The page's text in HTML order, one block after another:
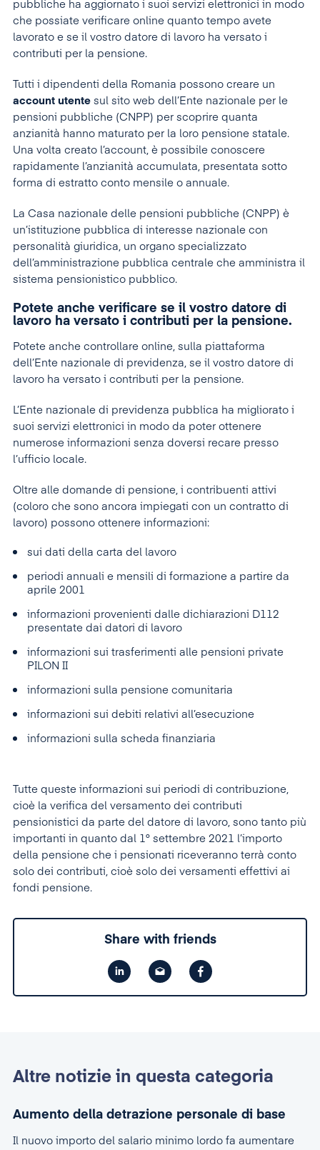
pubbliche ha aggiornato i suoi servizi elettronici in modo
che possiate verificare online quanto tempo avete
lavorato e se il vostro datore di lavoro ha versato i
contributi per la pensione.
Tutti i dipendenti della Romania possono creare un
account utente sul sito web dell’Ente nazionale per le
pensioni pubbliche (CNPP) per scoprire quanta
anzianità hanno maturato per la loro pensione statale.
Una volta creato l’account, è possibile conoscere
rapidamente l’anzianità accumulata, presentata sotto
forma di estratto conto mensile o annuale.
La Casa nazionale delle pensioni pubbliche (CNPP) è
un’istituzione pubblica di interesse nazionale con
personalità giuridica, un organo specializzato
dell’amministrazione pubblica centrale che amministra il
sistema pensionistico pubblico.
Potete anche verificare se il vostro datore di
lavoro ha versato i contributi per la pensione.
Potete anche controllare online, sulla piattaforma
dell’Ente nazionale di previdenza, se il vostro datore di
lavoro ha versato i contributi per la pensione.
L’Ente nazionale di previdenza pubblica ha migliorato i
suoi servizi elettronici in modo da poter ottenere
numerose informazioni senza doversi recare presso
l’ufficio locale.
Oltre alle domande di pensione, i contribuenti attivi
(coloro che sono ancora impiegati con un contratto di
lavoro) possono ottenere informazioni:
sui dati della carta del lavoro
periodi annuali e mensili di formazione a partire da
aprile 2001
informazioni provenienti dalle dichiarazioni D112
presentate dai datori di lavoro
informazioni sui trasferimenti alle pensioni private
PILON II
informazioni sulla pensione comunitaria
informazioni sui debiti relativi all’esecuzione
informazioni sulla scheda finanziaria
Tutte queste informazioni sui periodi di contribuzione,
cioè la verifica del versamento dei contributi
pensionistici da parte del datore di lavoro, sono tanto più
importanti in quanto dal 1° settembre 2021 l’importo
della pensione che i pensionati riceveranno terrà conto
solo dei contributi, cioè solo dei versamenti effettivi ai
fondi pensione.
Share with friends
Altre notizie in questa categoria
Aumento della detrazione personale di base
Il nuovo importo del salario minimo lordo fa aumentare